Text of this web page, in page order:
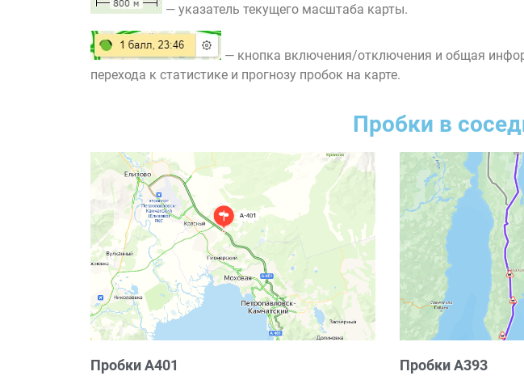
— указатель текущего масштаба карты.
— кнопка включения/отключения и общая
перехода к статистике и прогнозу пробок на карте.
Пробки в
Пробки А401 Пробки А393